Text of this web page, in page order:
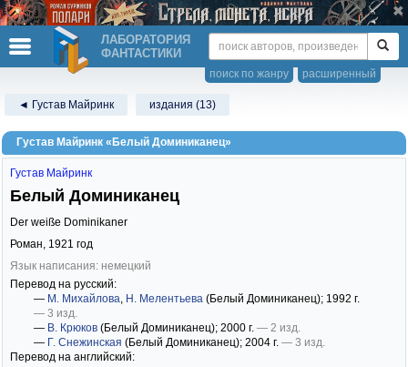
ЛАБОРАТОРИЯ
ФАНТАСТИКИ
расширенный
поиск по жанру
◄ Густав Майринк издания (13)
Густав Майринк «Белый Доминиканец»
Густав Майринк
Белый Доминиканец
Der weiße Dominikaner
Роман, 1921 год
Язык написания: немецкий
Перевод на русский:
— М. Михайлова, Н. Мелентьева (Белый Доминиканец); 1992 г.
— 3 изд.
— В. Крюков (Белый Доминиканец); 2000 г. — 2 изд.
— Г. Снежинская (Белый Доминиканец); 2004 г. — 3 изд.
Перевод на английский: